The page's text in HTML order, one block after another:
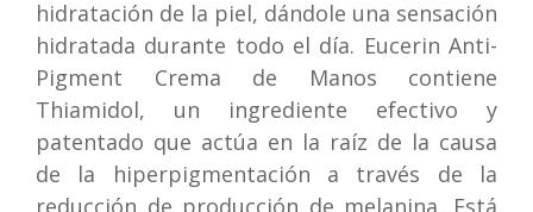
hidratación de la piel, dándole una sensación
hidratada durante todo el día. Eucerin Anti-
Pigment Crema de Manos contiene
Thiamidol, un ingrediente efectivo y
patentado que actúa en la raíz de la causa
de la hiperpigmentación a través de la
reducción de producción de melanina. Está